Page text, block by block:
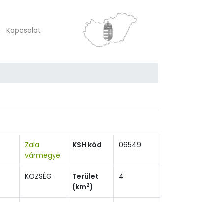
Kapcsolat
Zala
vármegye
KSH kód 06549
KÖZSÉG
Terület
(km2)
4